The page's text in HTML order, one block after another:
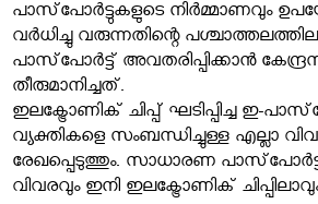
പാസ്‌പോര്‍ട്ടുകളുടെ നിര്‍മ്മാണവും
വര്‍ധിച്ചു വരുന്നതിന്റെ
പാസ്‌പോര്‍ട്ട് അവതരിപ്പിക്കാന്‍
തീരുമാനിച്ചത്.
ഇലക്ട്രോണിക് ചിപ്പ് ഘടിപ്പിച്ച ഇ-
വ്യക്തികളെ സംബന്ധിച്ചുള്ള എല്ലാ
രേഖപ്പെടുത്തും. സാധാരണ
വിവരവും ഇനി ഇലക്ട്രോണിക്